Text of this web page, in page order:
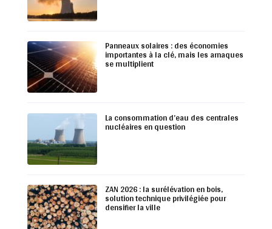
Panneaux solaires : des économies
importantes à la clé, mais les arnaques
se multiplient
La consommation d’eau des centrales
nucléaires en question
ZAN 2026 : la surélévation en bois,
solution technique privilégiée pour
densifier la ville